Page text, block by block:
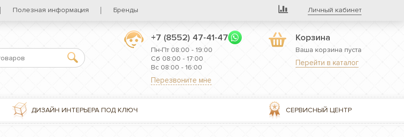
Полезная информация Бренды Личный кабинет
Корзина
Ваша корзина пуста
Перейти в каталог
+7 (8552) 47-41-47
Пн-Пт 08:00 - 19:00
Сб 08:00 - 17:00
Вс 08:00 - 16:00
Перезвоните мне
ДИЗАЙН ИНТЕРЬЕРА ПОД КЛЮЧ СЕРВИСНЫЙ ЦЕНТР